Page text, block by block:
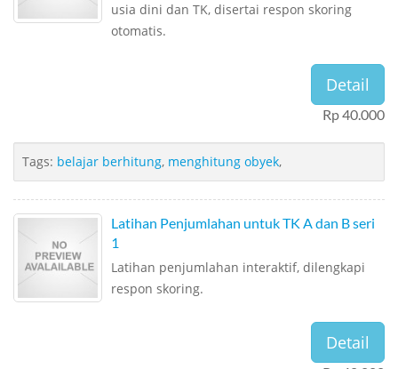
usia dini dan TK, disertai respon skoring
otomatis.
Detail
Rp 40.000
Tags: belajar berhitung, menghitung obyek,
Latihan Penjumlahan untuk TK A dan B seri
1
Latihan penjumlahan interaktif, dilengkapi
respon skoring.
Detail